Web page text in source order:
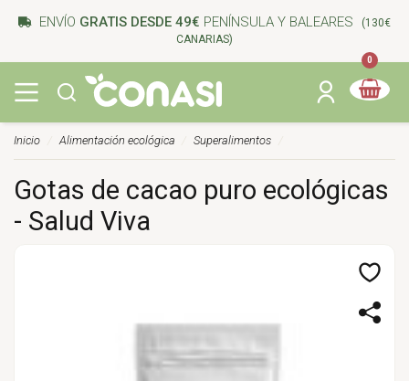
ENVÍO GRATIS DESDE 49€ PENÍNSULA Y BALEARES
(130€
CANARIAS)
0
Inicio Alimentación ecológica Superalimentos
Gotas de cacao puro ecológicas
- Salud Viva